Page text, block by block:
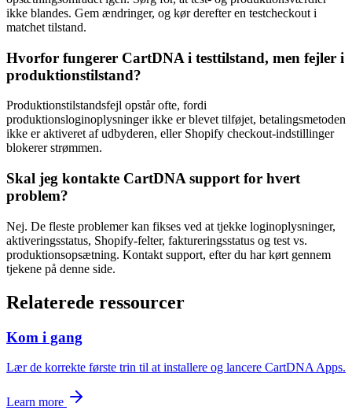
ikke blandes. Gem ændringer, og kør derefter en testcheckout i
matchet tilstand.
Hvorfor fungerer CartDNA i testtilstand, men fejler i
produktionstilstand?
Produktionstilstandsfejl opstår ofte, fordi
produktionsloginoplysninger ikke er blevet tilføjet, betalingsmetoden
ikke er aktiveret af udbyderen, eller Shopify checkout-indstillinger
blokerer strømmen.
Skal jeg kontakte CartDNA support for hvert
problem?
Nej. De fleste problemer kan fikses ved at tjekke loginoplysninger,
aktiveringsstatus, Shopify-felter, faktureringsstatus og test vs.
produktionsopsætning. Kontakt support, efter du har kørt gennem
tjekene på denne side.
Relaterede ressourcer
Kom i gang
Lær de korrekte første trin til at installere og lancere CartDNA Apps.
Learn more